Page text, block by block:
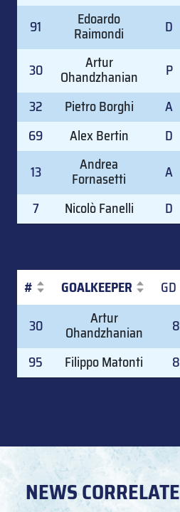
91
Edoardo
Raimondi D
30 Artur
Ohandzhanian P
32
Pietro Borghi A
69
Alex Bertin D
13
Andrea
Fornasetti A
7
Nicolò Fanelli D
# GOALKEEPER GD
GOALKEEPER
30 Artur
Ohandzhanian 8
95
Filippo Matonti 8
NEWS CORRELATE